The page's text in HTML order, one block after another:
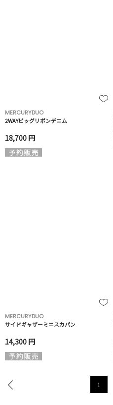
MERCURYDUO
2WAYビッグリボンデニム
18,700 円
MERCURYDUO
サイドギャザーミニスカパン
14,300 円
1